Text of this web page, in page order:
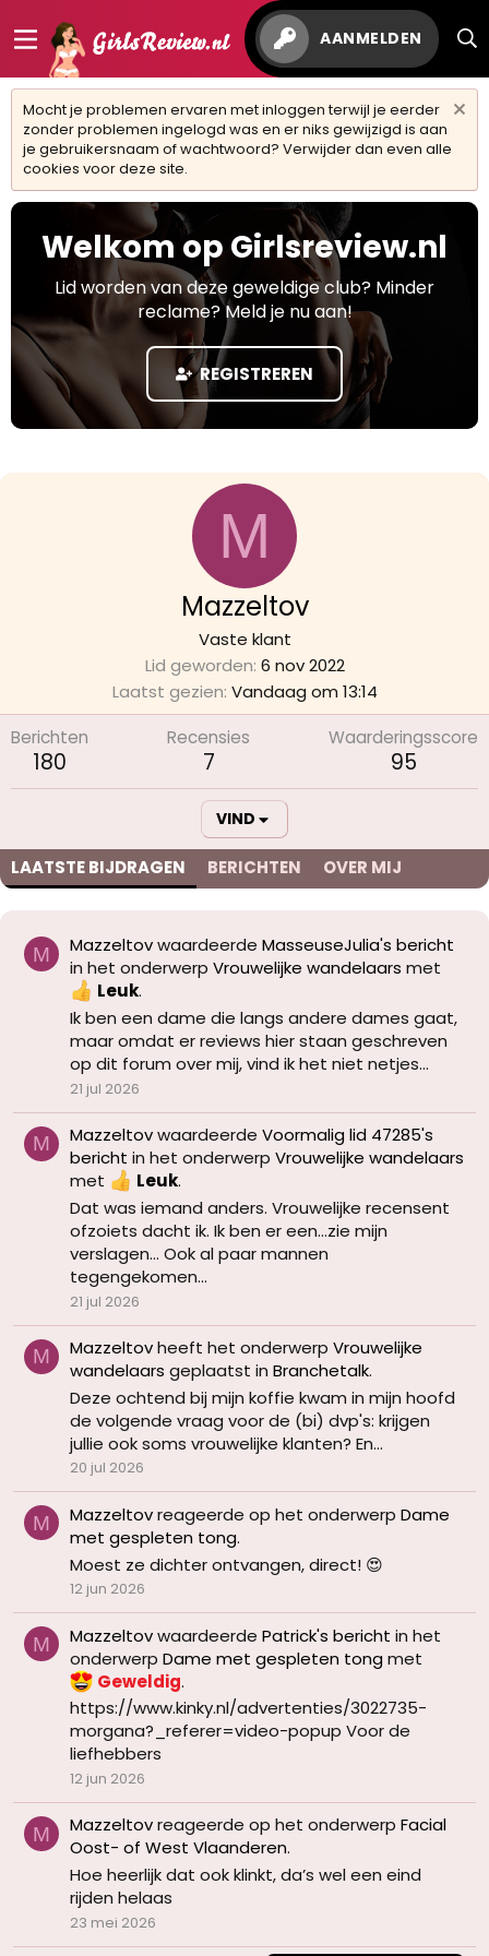
AANMELDEN
Mocht je problemen ervaren met inloggen terwijl je eerder
zonder problemen ingelogd was en er niks gewijzigd is aan
je gebruikersnaam of wachtwoord? Verwijder dan even alle
cookies voor deze site.
Welkom op Girlsreview.nl
Lid worden van deze geweldige club? Minder
reclame? Meld je nu aan!
REGISTREREN
M
Mazzeltov
Vaste klant
Lid geworden 6 nov 2022
Laatst gezien Vandaag om 13:14
Berichten
180
Recensies
7
Waarderingsscore
95
VIND
LAATSTE BIJDRAGEN BERICHTEN OVER MIJ
M Mazzeltovwaardeerde MasseuseJulia's bericht
in het onderwerp Vrouwelijke wandelaars met
Leuk.
Ik ben een dame die langs andere dames gaat,
maar omdat er reviews hier staan geschreven
op dit forum over mij, vind ik het niet netjes...
21 jul 2026
M Mazzeltovwaardeerde Voormalig lid 47285's
bericht in het onderwerp Vrouwelijke wandelaars
met
Leuk.
Dat was iemand anders. Vrouwelijke recensent
ofzoiets dacht ik. Ik ben er een...zie mijn
verslagen... Ook al paar mannen
tegengekomen...
21 jul 2026
M Mazzeltovheeft het onderwerp Vrouwelijke
wandelaars geplaatst in Branchetalk.
Deze ochtend bij mijn koffie kwam in mijn hoofd
de volgende vraag voor de (bi) dvp's: krijgen
jullie ook soms vrouwelijke klanten? En...
20 jul 2026
M Mazzeltovreageerde op het onderwerp Dame
met gespleten tong.
Moest ze dichter ontvangen, direct! 😍
12 jun 2026
M Mazzeltovwaardeerde Patrick's bericht in het
onderwerp Dame met gespleten tong met
Geweldig.
https://www.kinky.nl/advertenties/3022735-
morgana?_referer=video-popup Voor de
liefhebbers
12 jun 2026
M Mazzeltovreageerde op het onderwerp Facial
Oost- of West Vlaanderen.
Hoe heerlijk dat ook klinkt, da’s wel een eind
rijden helaas
23 mei 2026